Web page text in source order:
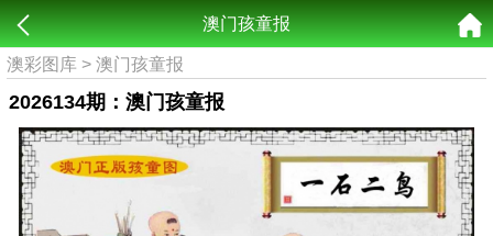
澳门孩童报
澳彩图库 >澳门孩童报
2026134期：澳门孩童报